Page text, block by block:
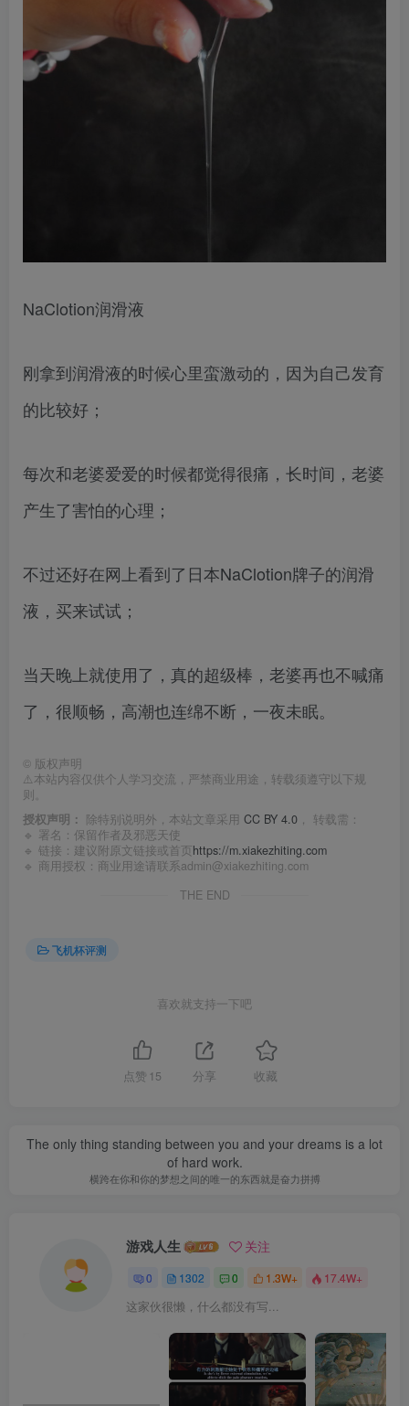
NaClotion润滑液
刚拿到润滑液的时候心里蛮激动的，因为自己发育
的比较好；
每次和老婆爱爱的时候都觉得很痛，长时间，老婆
产生了害怕的心理；
不过还好在网上看到了日本NaClotion牌子的润滑
液，买来试试；
当天晚上就使用了，真的超级棒，老婆再也不喊痛
了，很顺畅，高潮也连绵不断，一夜未眠。
© 版权声明
⚠️本站内容仅供个人学习交流，严禁商业用途，转载须遵守以下规
则。
授权声明： 除特别说明外，本站文章采用 CC BY 4.0 ， 转载需：
🔹 署名：保留作者及 邪恶天使
🔹 链接：建议附原文链接或首页https://m.xiakezhiting.com
🔹 商用授权：商业用途请联系admin@xiakezhiting.com
THE END
飞机杯评测
喜欢就支持一下吧
点赞 15 分享 收藏
The only thing standing between you and your dreams is a lot
of hard work.
横跨在你和你的梦想之间的唯一的东西就是奋力拼搏
游戏人生 关注
0 1302 0 1.3W+ 17.4W+
这家伙很懒，什么都没有写...